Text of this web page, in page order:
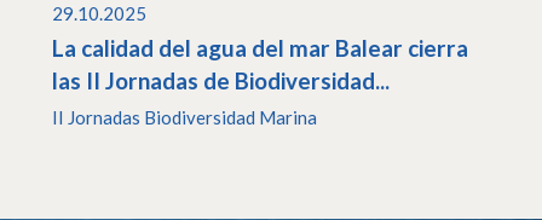
29.10.2025
La calidad del agua del mar Balear cierra
las II Jornadas de Biodiversidad...
II Jornadas Biodiversidad Marina